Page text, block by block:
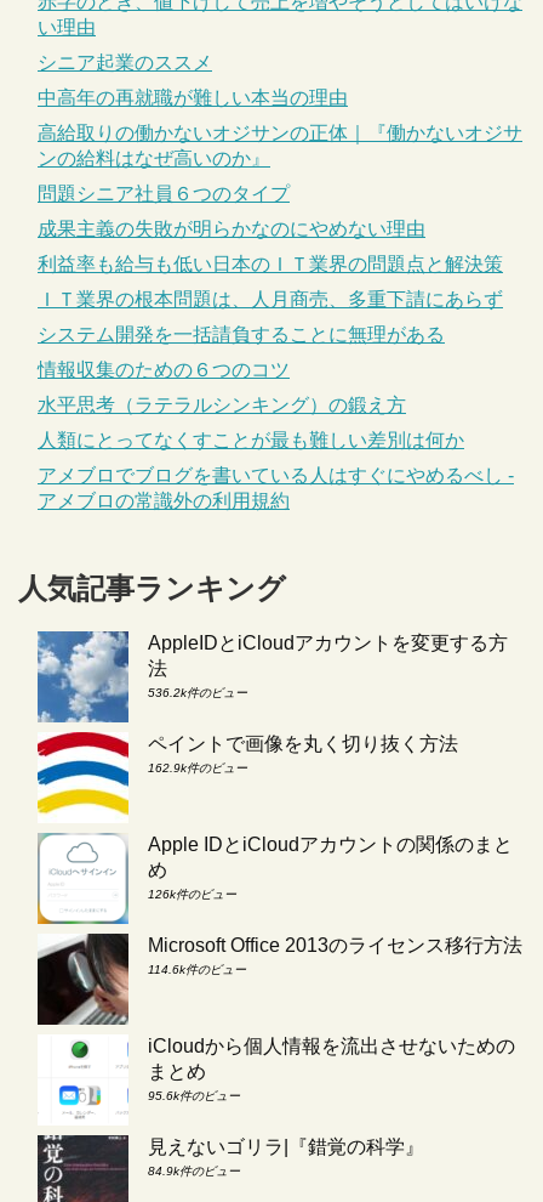
い理由
シニア起業のススメ
中高年の再就職が難しい本当の理由
高給取りの働かないオジサンの正体｜『働かないオジサ
ンの給料はなぜ高いのか』
問題シニア社員６つのタイプ
成果主義の失敗が明らかなのにやめない理由
利益率も給与も低い日本のＩＴ業界の問題点と解決策
ＩＴ業界の根本問題は、人月商売、多重下請にあらず
システム開発を一括請負することに無理がある
情報収集のための６つのコツ
水平思考（ラテラルシンキング）の鍛え方
人類にとってなくすことが最も難しい差別は何か
アメブロでブログを書いている人はすぐにやめるべし -
アメブロの常識外の利用規約
人気記事ランキング
AppleIDとiCloudアカウントを変更する方
法
536.2k件のビュー
ペイントで画像を丸く切り抜く方法
162.9k件のビュー
Apple IDとiCloudアカウントの関係のまと
め
126k件のビュー
Microsoft Office 2013のライセンス移行方法
114.6k件のビュー
iCloudから個人情報を流出させないための
まとめ
95.6k件のビュー
見えないゴリラ|『錯覚の科学』
84.9k件のビュー